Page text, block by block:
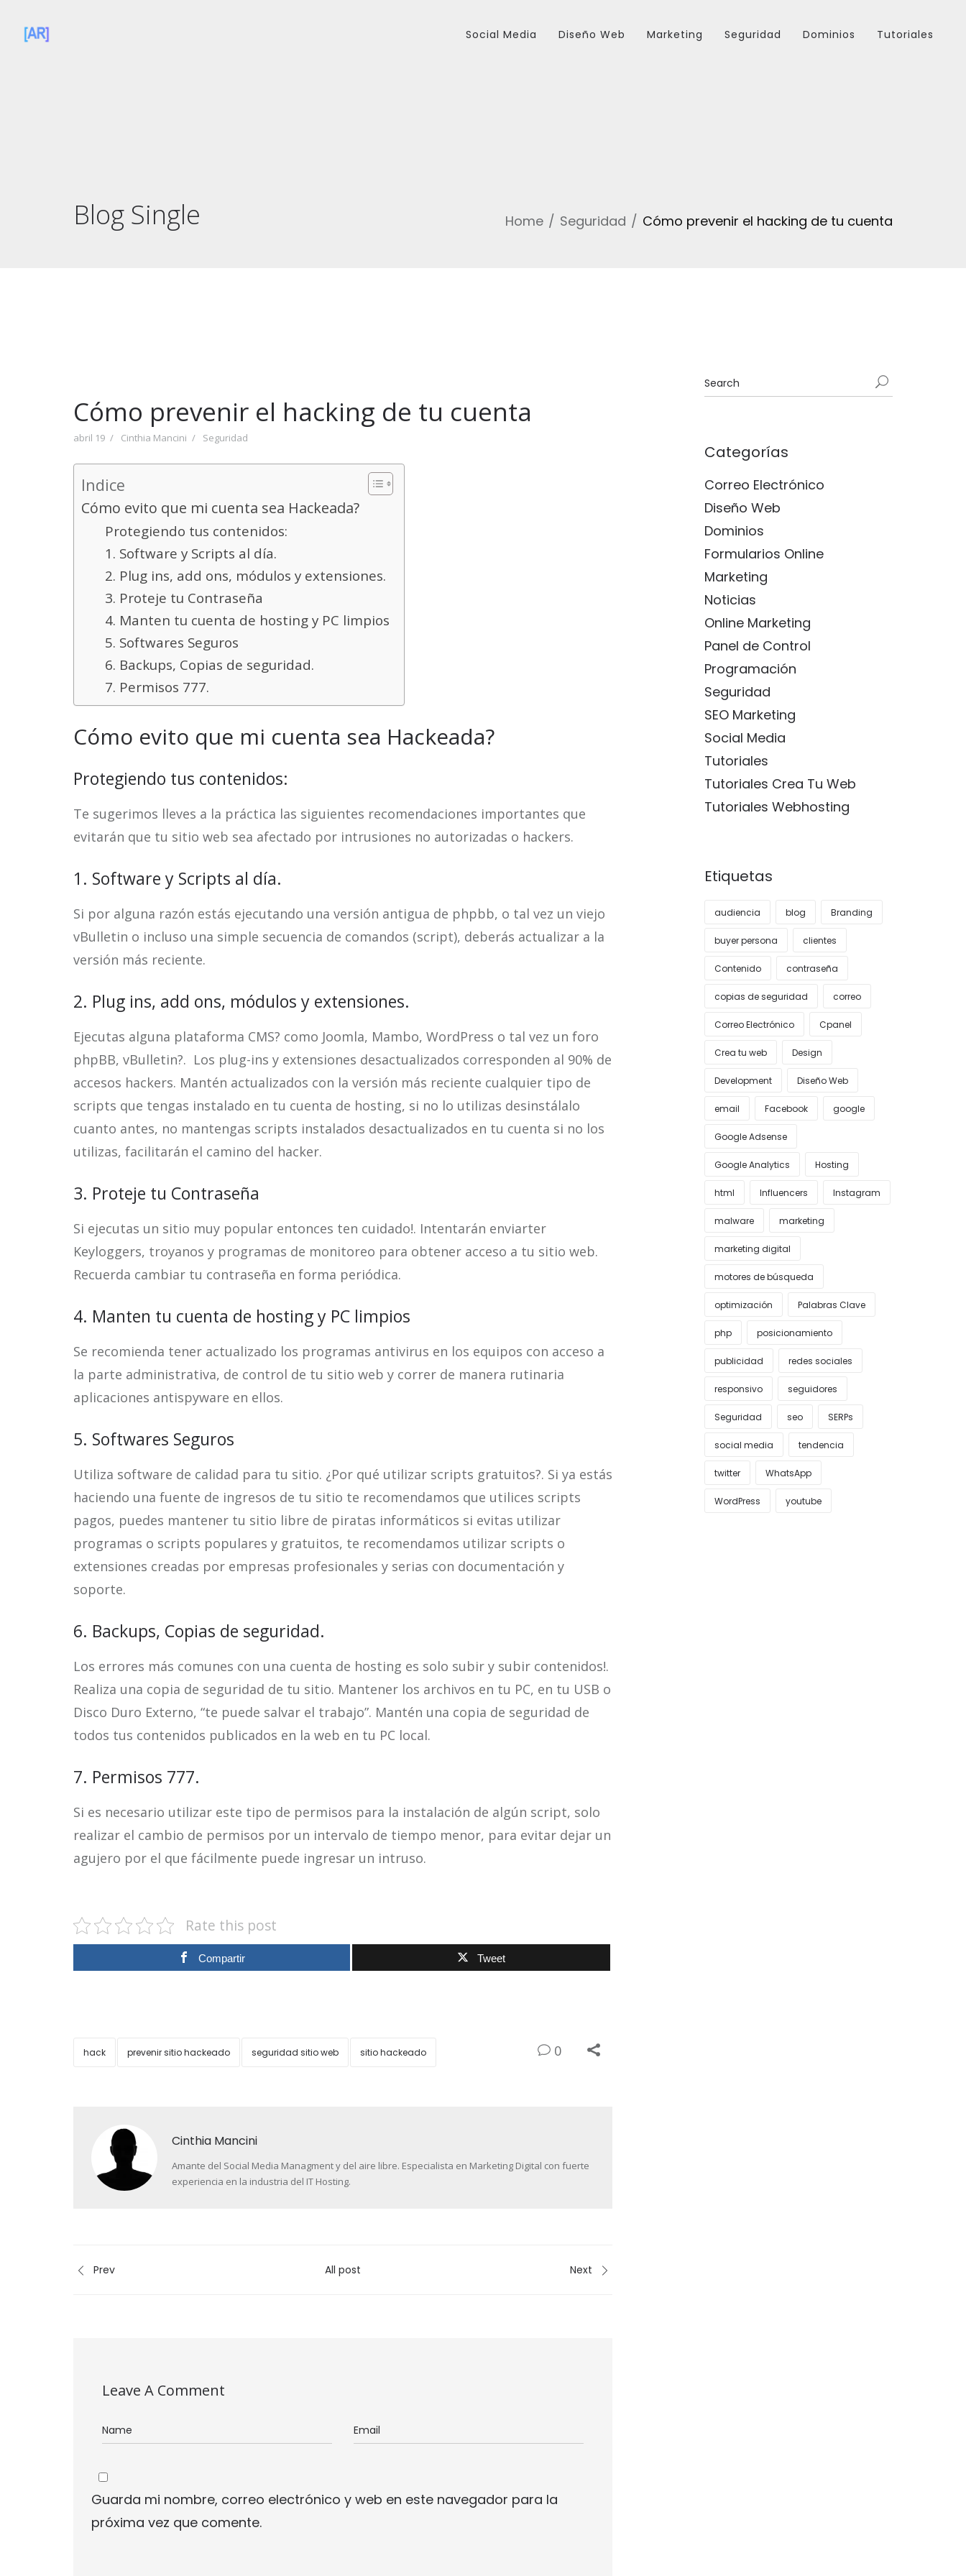
Social Media Diseño Web Marketing Seguridad Dominios Tutoriales
Blog Single Home Seguridad Cómo prevenir el hacking de tu cuenta
Cómo prevenir el hacking de tu cuenta
abril 19 Cinthia Mancini Seguridad
Indice
Cómo evito que mi cuenta sea Hackeada?
Protegiendo tus contenidos:
1. Software y Scripts al día.
2. Plug ins, add ons, módulos y extensiones.
3. Proteje tu Contraseña
4. Manten tu cuenta de hosting y PC limpios
5. Softwares Seguros
6. Backups, Copias de seguridad.
7. Permisos 777.
Cómo evito que mi cuenta sea Hackeada?
Protegiendo tus contenidos:
Te sugerimos lleves a la práctica las siguientes recomendaciones importantes que
evitarán que tu sitio web sea afectado por intrusiones no autorizadas o hackers.
1. Software y Scripts al día.
Si por alguna razón estás ejecutando una versión antigua de phpbb, o tal vez un viejo
vBulletin o incluso una simple secuencia de comandos (script), deberás actualizar a la
versión más reciente.
2. Plug ins, add ons, módulos y extensiones.
Ejecutas alguna plataforma CMS? como Joomla, Mambo, WordPress o tal vez un foro
phpBB, vBulletin?. Los plug-ins y extensiones desactualizados corresponden al 90% de
accesos hackers. Mantén actualizados con la versión más reciente cualquier tipo de
scripts que tengas instalado en tu cuenta de hosting, si no lo utilizas desinstálalo
cuanto antes, no mantengas scripts instalados desactualizados en tu cuenta si no los
utilizas, facilitarán el camino del hacker.
3. Proteje tu Contraseña
Si ejecutas un sitio muy popular entonces ten cuidado!. Intentarán enviarter
Keyloggers, troyanos y programas de monitoreo para obtener acceso a tu sitio web.
Recuerda cambiar tu contraseña en forma periódica.
4. Manten tu cuenta de hosting y PC limpios
Se recomienda tener actualizado los programas antivirus en los equipos con acceso a
la parte administrativa, de control de tu sitio web y correr de manera rutinaria
aplicaciones antispyware en ellos.
5. Softwares Seguros
Utiliza software de calidad para tu sitio. ¿Por qué utilizar scripts gratuitos?. Si ya estás
haciendo una fuente de ingresos de tu sitio te recomendamos que utilices scripts
pagos, puedes mantener tu sitio libre de piratas informáticos si evitas utilizar
programas o scripts populares y gratuitos, te recomendamos utilizar scripts o
extensiones creadas por empresas profesionales y serias con documentación y
soporte.
6. Backups, Copias de seguridad.
Los errores más comunes con una cuenta de hosting es solo subir y subir contenidos!.
Realiza una copia de seguridad de tu sitio. Mantener los archivos en tu PC, en tu USB o
Disco Duro Externo, “te puede salvar el trabajo”. Mantén una copia de seguridad de
todos tus contenidos publicados en la web en tu PC local.
7. Permisos 777.
Si es necesario utilizar este tipo de permisos para la instalación de algún script, solo
realizar el cambio de permisos por un intervalo de tiempo menor, para evitar dejar un
agujero por el que fácilmente puede ingresar un intruso.
Rate this post
Compartir Tweet
hack prevenir sitio hackeado seguridad sitio web sitio hackeado 0
Cinthia Mancini
Amante del Social Media Managment y del aire libre. Especialista en Marketing Digital con fuerte
experiencia en la industria del IT Hosting.
Prev All post Next
Leave A Comment
Guarda mi nombre, correo electrónico y web en este navegador para la
próxima vez que comente.
Categorías
Correo Electrónico
Diseño Web
Dominios
Formularios Online
Marketing
Noticias
Online Marketing
Panel de Control
Programación
Seguridad
SEO Marketing
Social Media
Tutoriales
Tutoriales Crea Tu Web
Tutoriales Webhosting
Etiquetas
audiencia blog Branding
buyer persona clientes
Contenido contraseña
copias de seguridad correo
Correo Electrónico Cpanel
Crea tu web Design
Development Diseño Web
email Facebook google
Google Adsense
Google Analytics Hosting
html Influencers Instagram
malware marketing
marketing digital
motores de búsqueda
optimización Palabras Clave
php posicionamiento
publicidad redes sociales
responsivo seguidores
Seguridad seo SERPs
social media tendencia
twitter WhatsApp
WordPress youtube